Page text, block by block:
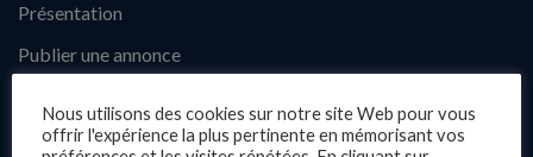
Présentation
Publier une annonce
Questions fréquentes
Nous utilisons des cookies sur notre site Web pour vous
offrir l'expérience la plus pertinente en mémorisant vos